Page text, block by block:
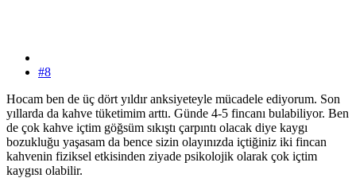
#8
Hocam ben de üç dört yıldır anksiyeteyle mücadele ediyorum. Son
yıllarda da kahve tüketimim arttı. Günde 4-5 fincanı bulabiliyor. Ben
de çok kahve içtim göğsüm sıkıştı çarpıntı olacak diye kaygı
bozukluğu yaşasam da bence sizin olayınızda içtiğiniz iki fincan
kahvenin fiziksel etkisinden ziyade psikolojik olarak çok içtim
kaygısı olabilir.